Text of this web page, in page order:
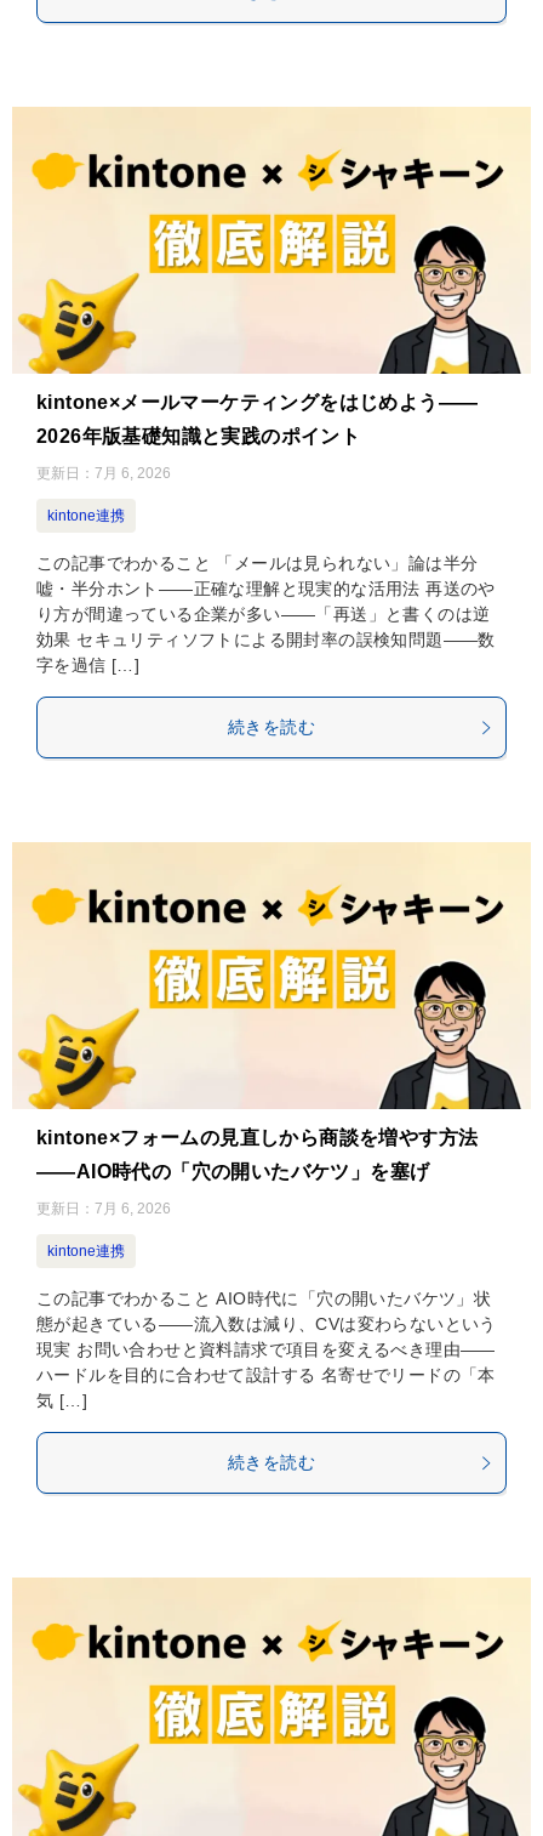
kintone×メールマーケティングをはじめよう——
2026年版基礎知識と実践のポイント
更新日： 7月 6, 2026
kintone連携
この記事でわかること 「メールは見られない」論は半分
嘘・半分ホント——正確な理解と現実的な活用法 再送のや
り方が間違っている企業が多い——「再送」と書くのは逆
効果 セキュリティソフトによる開封率の誤検知問題——数
字を過信 […]
続きを読む
kintone×フォームの見直しから商談を増やす方法
——AIO時代の「穴の開いたバケツ」を塞げ
更新日： 7月 6, 2026
kintone連携
この記事でわかること AIO時代に「穴の開いたバケツ」状
態が起きている——流入数は減り、CVは変わらないという
現実 お問い合わせと資料請求で項目を変えるべき理由——
ハードルを目的に合わせて設計する 名寄せでリードの「本
気 […]
続きを読む